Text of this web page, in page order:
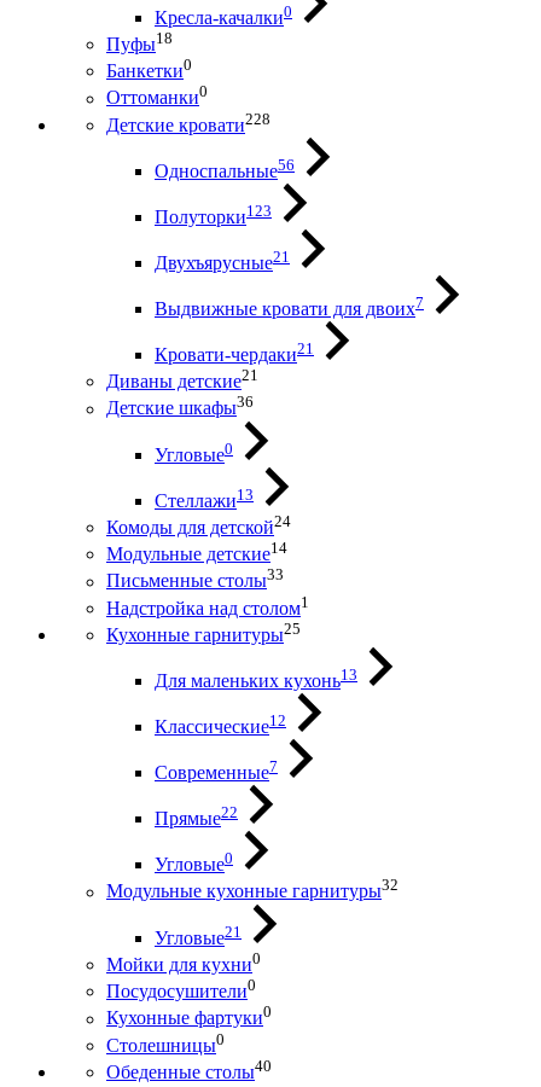
Кресла-качалки0
Пуфы18
Банкетки0
Оттоманки0
Детские кровати228
Односпальные56
Полуторки123
Двухъярусные21
Выдвижные кровати для двоих7
Кровати-чердаки21
Диваны детские21
Детские шкафы36
Угловые0
Стеллажи13
Комоды для детской24
Модульные детские14
Письменные столы33
Надстройка над столом1
Кухонные гарнитуры25
Для маленьких кухонь13
Классические12
Современные7
Прямые22
Угловые0
Модульные кухонные гарнитуры32
Угловые21
Мойки для кухни0
Посудосушители0
Кухонные фартуки0
Столешницы0
Обеденные столы40